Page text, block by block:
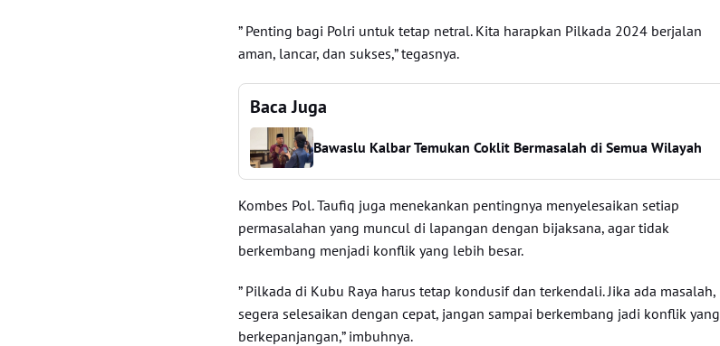
” Penting bagi Polri untuk tetap netral. Kita harapkan Pilkada 2024 berjalan
aman, lancar, dan sukses,” tegasnya.
Baca Juga
Bawaslu Kalbar Temukan Coklit Bermasalah di Semua Wilayah
Kombes Pol. Taufiq juga menekankan pentingnya menyelesaikan setiap
permasalahan yang muncul di lapangan dengan bijaksana, agar tidak
berkembang menjadi konflik yang lebih besar.
” Pilkada di Kubu Raya harus tetap kondusif dan terkendali. Jika ada masalah,
segera selesaikan dengan cepat, jangan sampai berkembang jadi konflik yang
berkepanjangan,” imbuhnya.